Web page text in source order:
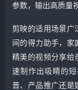
参数，输出高质量
剪映的适用场景广
间的得力助手，家
精美的视频分享给
速制作出吸睛的
普、产品推广还是